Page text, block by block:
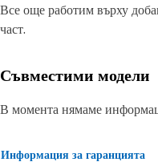
Все още работим върху
част.
Съвместими модели
В момента нямаме
Информация за гаранцията